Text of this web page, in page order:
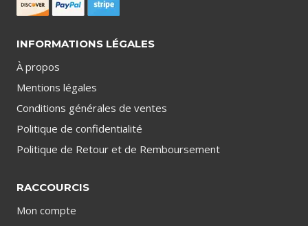
INFORMATIONS LÉGALES
À propos
Mentions légales
Conditions générales de ventes
Politique de confidentialité
Politique de Retour et de Remboursement
RACCOURCIS
Mon compte